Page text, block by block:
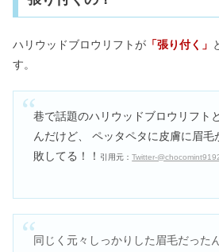
ハリウッドブロウリフトが 「張り付く」
す。
巷で話題のハリウッドブロウリフト
んだけど、 ペッタペタに皮膚に眉毛
敗してる！！
引用元：Twitter-
同じく元々しっかりした眉毛だった